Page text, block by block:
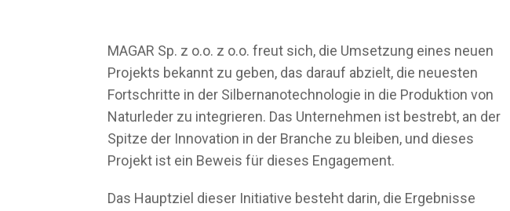
MAGAR Sp. z o.o. z o.o. freut sich, die Umsetzung eines neuen
Projekts bekannt zu geben, das darauf abzielt, die neuesten
Fortschritte in der Silbernanotechnologie in die Produktion von
Naturleder zu integrieren. Das Unternehmen ist bestrebt, an der
Spitze der Innovation in der Branche zu bleiben, und dieses
Projekt ist ein Beweis für dieses Engagement.
Das Hauptziel dieser Initiative besteht darin, die Ergebnisse